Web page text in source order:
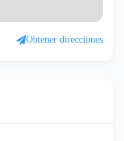
Obtener direcciones